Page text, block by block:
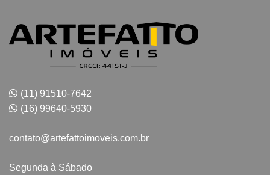
(11) 91510-7642
(16) 99640-5930
contato@artefattoimoveis.com.br
Segunda à Sábado